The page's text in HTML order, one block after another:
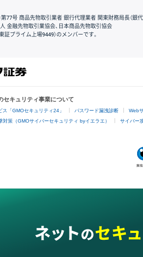
77号 商品先物取引業者 銀行代理業者 関東財務局長（銀
金融先物取引業協会、日本商品先物取引協会
プライム上場9449）のメンバーです。
セキュリティ事業について
「GMOセキュリティ24」 パスワード漏洩診断 Web
対策（GMOサイバーセキュリティ byイエラエ） サイバー